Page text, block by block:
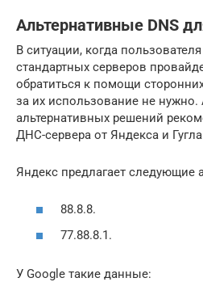
Альтернативные DNS
В ситуации, когда
стандартных серверов
обратиться к помощи
за их использование не нужно.
альтернативных решений
ДНС-сервера от Яндекса и
Яндекс предлагает следующие
88.8.8.
77.88.8.1.
У Google такие данные: